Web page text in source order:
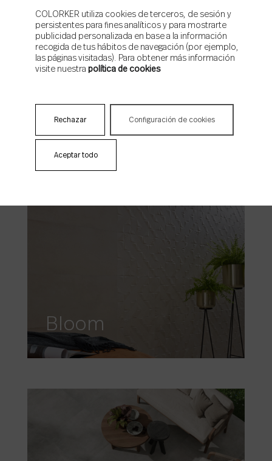
Bella Stone
Bloom
COLORKER utiliza cookies de terceros, de sesión y
persistentes para fines analíticos y para mostrarte
publicidad personalizada en base a la información
recogida de tus hábitos de navegación (por ejemplo,
las páginas visitadas). Para obtener más información
visite nuestra política de cookies
Aceptar todo
Rechazar Configuración de cookies